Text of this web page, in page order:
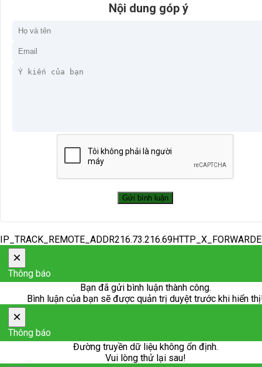
Nội dung góp ý
×
Thông báo
Bạn đã gửi bình luận thành công.
Bình luận của bạn sẽ được quản trị duyệt trước khi hiển
×
Thông báo
Đường truyền dữ liệu không ổn định.
Vui lòng thử lại sau!